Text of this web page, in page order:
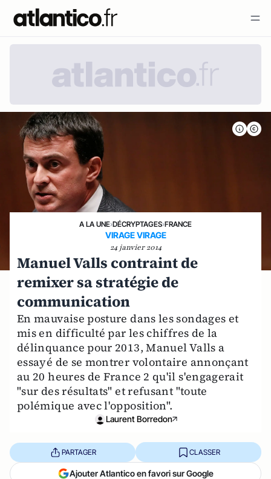
A LA UNE›DÉCRYPTAGES›FRANCE
VIRAGE VIRAGE
24 janvier 2014
Manuel Valls contraint de
remixer sa stratégie de
communication
En mauvaise posture dans les sondages et
mis en difficulté par les chiffres de la
délinquance pour 2013, Manuel Valls a
essayé de se montrer volontaire annonçant
au 20 heures de France 2 qu'il s'engagerait
"sur des résultats" et refusant "toute
polémique avec l'opposition".
Laurent Borredon
PARTAGER CLASSER
Ajouter Atlantico en favori sur Google